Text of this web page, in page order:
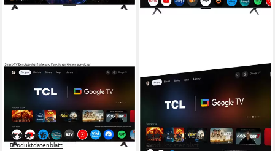
TCL
65V6CX1 LED-Fernseher
164 cm/65 Zoll
LED Bildschirmtechnologie
4K Ultra HD Auflösung
(36)
Produktdatenblatt
TCL
65P81KXB QLED-Fernseher
164 cm/65 Zoll
Diagonale
QLED
Bildschirmtechnologie
(16)
Produktdatenblatt